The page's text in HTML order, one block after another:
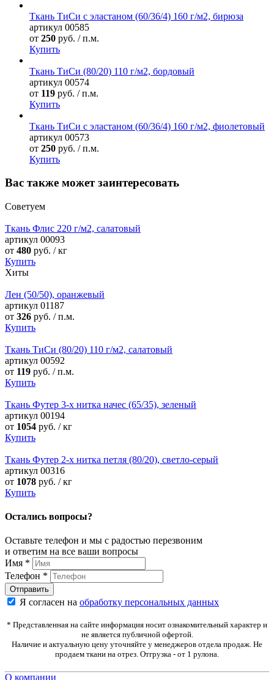
Ткань ТиСи с эластаном (60/36/4) 160 г/м2, бирюза
артикул 00585
от 250 руб. / п.м.
Купить
Ткань ТиСи (80/20) 110 г/м2, бордовый
артикул 00574
от 119 руб. / п.м.
Купить
Ткань ТиСи с эластаном (60/36/4) 160 г/м2, фиолетовый
артикул 00573
от 250 руб. / п.м.
Купить
Вас также может заинтересовать
Советуем
Ткань Флис 220 г/м2, салатовый
артикул 00093
от 480 руб. / кг
Купить
Хиты
Лен (50/50), оранжевый
артикул 01187
от 326 руб. / п.м.
Купить
Ткань ТиСи (80/20) 110 г/м2, салатовый
артикул 00592
от 119 руб. / п.м.
Купить
Ткань Футер 3-х нитка начес (65/35), зеленый
артикул 00194
от 1054 руб. / кг
Купить
Ткань Футер 2-х нитка петля (80/20), светло-серый
артикул 00316
от 1078 руб. / кг
Купить
Остались вопросы?
Оставьте телефон и мы с радостью перезвоним
и ответим на все ваши вопросы
Имя *
Телефон *
Я согласен на обработку персональных данных
* Представленная на сайте информация носит ознакомительный характер и
не является публичной офертой.
Наличие и актуальную цену уточняйте у менеджеров отдела продаж. Не
продаем ткани на отрез. Отгрузка - от 1 рулона.
О компании